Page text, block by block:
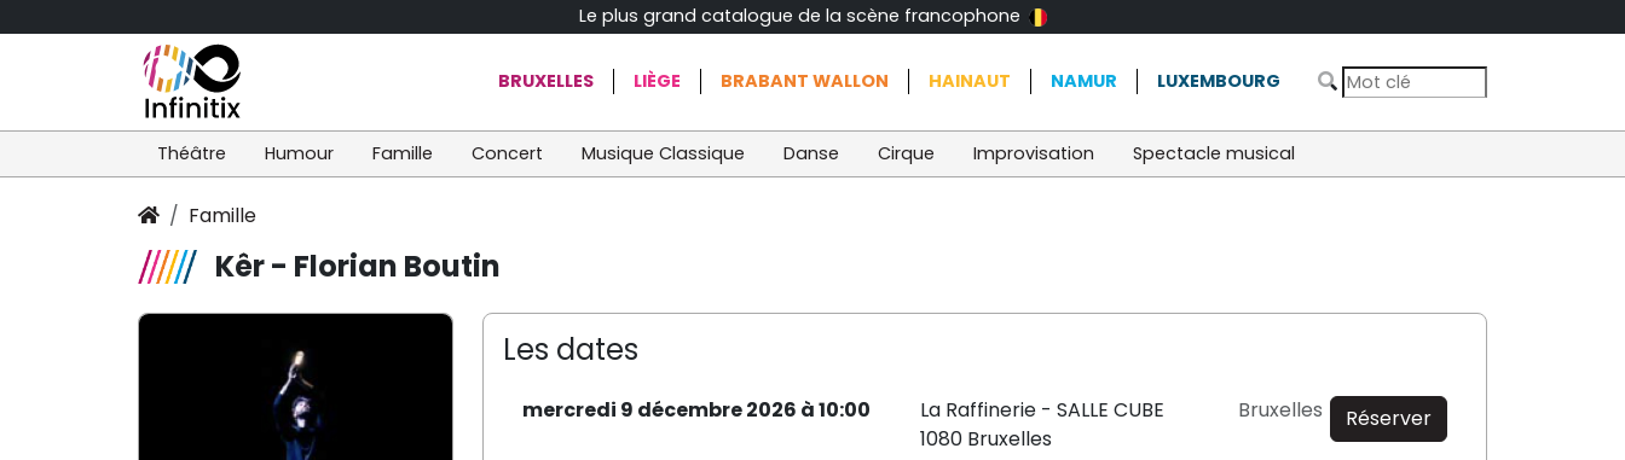
Le plus grand catalogue de la scène francophone
BRUXELLES LIÈGE BRABANT WALLON HAINAUT NAMUR LUXEMBOURG
Théâtre Humour Famille Concert Musique Classique Danse Cirque Improvisation Spectacle musical
Famille
Kêr - Florian Boutin
Les dates
mercredi 9 décembre 2026 à 10:00
La Raffinerie - SALLE CUBE
1080 Bruxelles
Bruxelles Réserver